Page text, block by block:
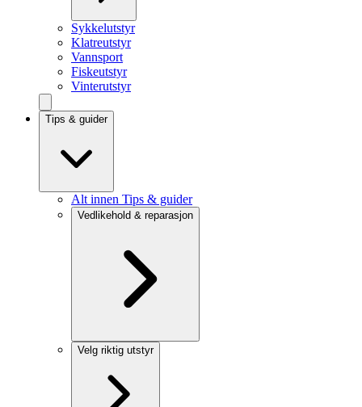
Sykkelutstyr
Klatreutstyr
Vannsport
Fiskeutstyr
Vinterutstyr
Tips & guider
Alt innen Tips & guider
Vedlikehold & reparasjon
Velg riktig utstyr